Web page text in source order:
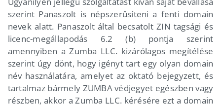
szerint Panaszolt is népszerûsíteni a fenti domain
nevek alatt. Panaszolt által becsatolt ZIN tagsági és
licenc-megállapodás 6.2 (b) pontja szerint
amennyiben a Zumba LLC. kizárólagos megítélése
szerint úgy dönt, hogy igényt tart egy olyan domain
név használatára, amelyet az oktató bejegyzett, és
tartalmaz bármely ZUMBA védjegyet egészben vagy
részben, akkor a Zumba LLC. kérésére ezt a domain